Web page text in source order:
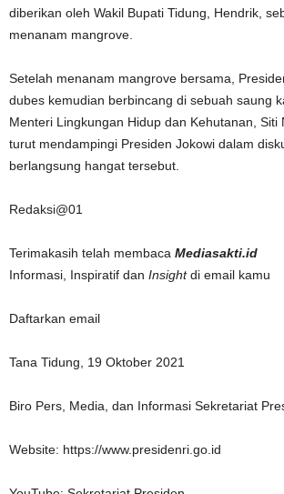
diberikan oleh Wakil Bupati Tidung, Hendrik,
menanam mangrove.
Setelah menanam mangrove bersama,
dubes kemudian berbincang di sebuah saung
Menteri Lingkungan Hidup dan Kehutanan, Siti
turut mendampingi Presiden Jokowi dalam
berlangsung hangat tersebut.
Redaksi@01
Terimakasih telah membaca
Informasi, Inspiratif dan Insightdi email kamu
Daftarkan email
Tana Tidung, 19 Oktober 2021
Biro Pers, Media, dan Informasi Sekretariat
Website: https://www.presidenri.go.id